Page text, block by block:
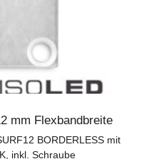
mm Flexbandbreite
BORDERLESS mit
inkl. Schraube